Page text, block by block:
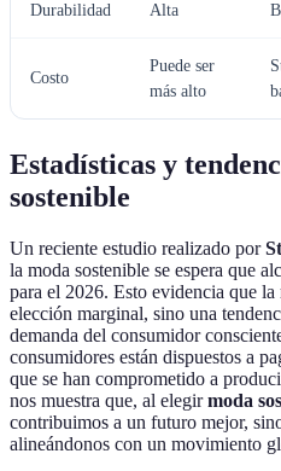
Durabilidad Alta
Costo
Puede ser
más alto
Estadísticas y
sostenible
Un reciente estudio realizado por
la moda sostenible se espera que
para el 2026. Esto evidencia que la
elección marginal, sino una
demanda del consumidor
consumidores están dispuestos a
que se han comprometido a
nos muestra que, al elegirmoda
contribuimos a un futuro mejor,
alineándonos con un movimiento